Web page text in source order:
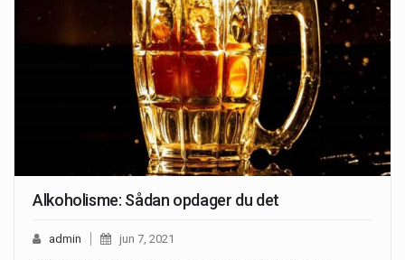
Alkoholisme: Sådan opdager du det
admin jun 7, 2021